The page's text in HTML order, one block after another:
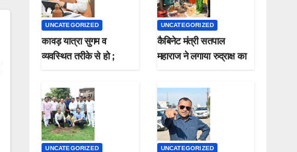
UNCATEGORIZED
कावड़ यात्रा सुगम व
व्यवस्थित तरीके से हो ;
UNCATEGORIZED
कैबिनेट मंत्री सतपाल
महाराज ने लगाया रुद्राक्ष का
UNCATEGORIZED UNCATEGORIZED